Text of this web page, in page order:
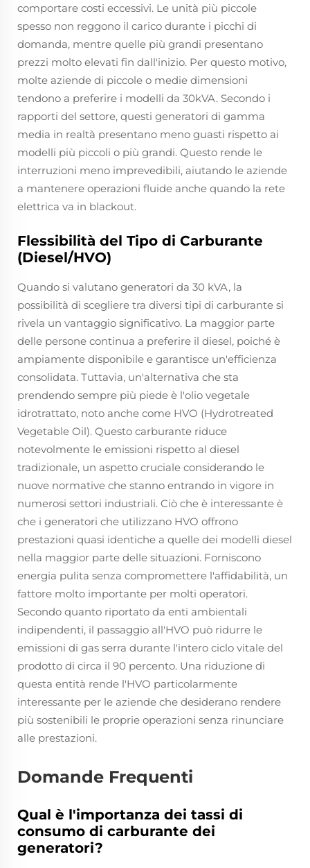
comportare costi eccessivi. Le unità più piccole
spesso non reggono il carico durante i picchi di
domanda, mentre quelle più grandi presentano
prezzi molto elevati fin dall'inizio. Per questo motivo,
molte aziende di piccole o medie dimensioni
tendono a preferire i modelli da 30kVA. Secondo i
rapporti del settore, questi generatori di gamma
media in realtà presentano meno guasti rispetto ai
modelli più piccoli o più grandi. Questo rende le
interruzioni meno imprevedibili, aiutando le aziende
a mantenere operazioni fluide anche quando la rete
elettrica va in blackout.
Flessibilità del Tipo di Carburante
(Diesel/HVO)
Quando si valutano generatori da 30 kVA, la
possibilità di scegliere tra diversi tipi di carburante si
rivela un vantaggio significativo. La maggior parte
delle persone continua a preferire il diesel, poiché è
ampiamente disponibile e garantisce un'efficienza
consolidata. Tuttavia, un'alternativa che sta
prendendo sempre più piede è l'olio vegetale
idrotrattato, noto anche come HVO (Hydrotreated
Vegetable Oil). Questo carburante riduce
notevolmente le emissioni rispetto al diesel
tradizionale, un aspetto cruciale considerando le
nuove normative che stanno entrando in vigore in
numerosi settori industriali. Ciò che è interessante è
che i generatori che utilizzano HVO offrono
prestazioni quasi identiche a quelle dei modelli diesel
nella maggior parte delle situazioni. Forniscono
energia pulita senza compromettere l'affidabilità, un
fattore molto importante per molti operatori.
Secondo quanto riportato da enti ambientali
indipendenti, il passaggio all'HVO può ridurre le
emissioni di gas serra durante l'intero ciclo vitale del
prodotto di circa il 90 percento. Una riduzione di
questa entità rende l'HVO particolarmente
interessante per le aziende che desiderano rendere
più sostenibili le proprie operazioni senza rinunciare
alle prestazioni.
Domande Frequenti
Qual è l'importanza dei tassi di
consumo di carburante dei
generatori?